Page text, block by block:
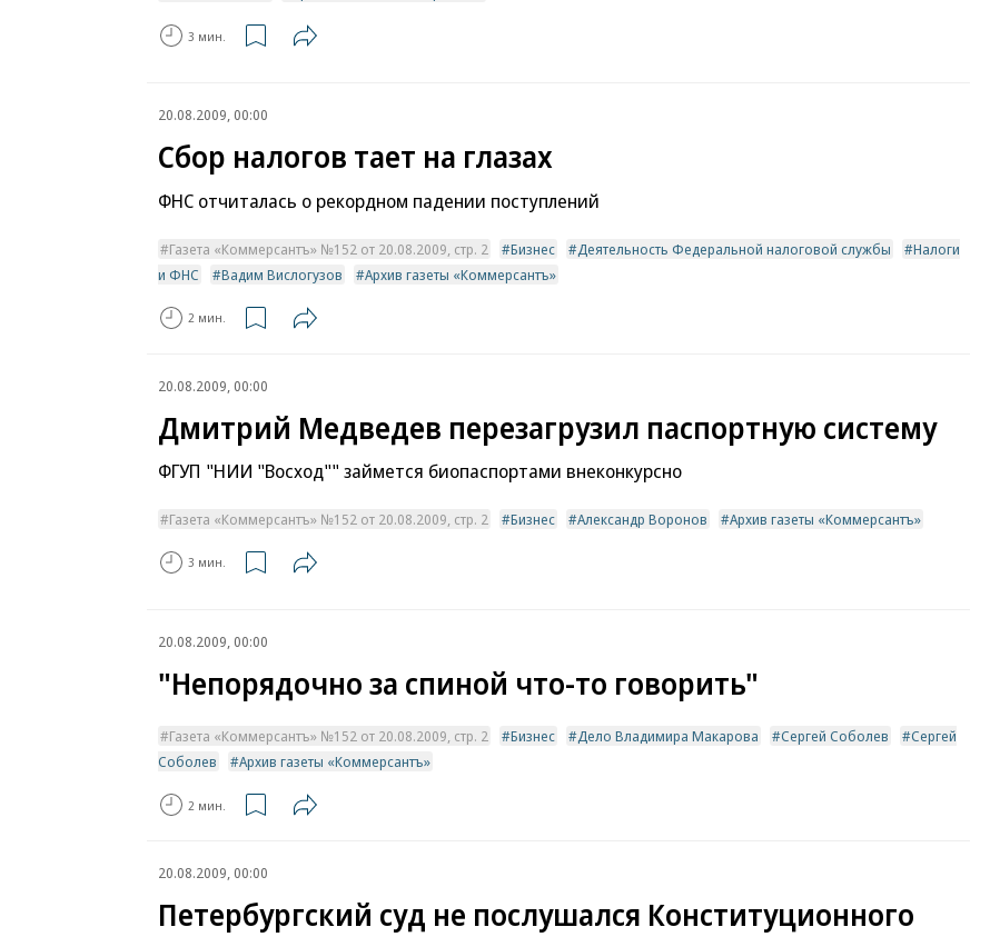
3 мин.
20.08.2009, 00:00
Сбор налогов тает на глазах
ФНС отчиталась о рекордном падении поступлений
Газета «Коммерсантъ» №152 от 20.08.2009, стр. 2 Бизнес Деятельность Федеральной налоговой службы
Налоги
и ФНС
Вадим Вислогузов Архив газеты «Коммерсантъ»
2 мин.
20.08.2009, 00:00
Дмитрий Медведев перезагрузил паспортную систему
ФГУП "НИИ "Восход"" займется биопаспортами внеконкурсно
Газета «Коммерсантъ» №152 от 20.08.2009, стр. 2 Бизнес Александр Воронов Архив газеты «Коммерсантъ»
3 мин.
20.08.2009, 00:00
"Непорядочно за спиной что-то говорить"
Газета «Коммерсантъ» №152 от 20.08.2009, стр. 2 Бизнес Дело Владимира Макарова Сергей Соболев
Сергей
Соболев
Архив газеты «Коммерсантъ»
2 мин.
20.08.2009, 00:00
Петербургский суд не послушался Конституционного